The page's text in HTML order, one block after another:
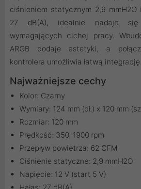
ciśnieniem statycznym 2,9 mmH2O
27 dB(A), idealnie nadaje się
wymagających cichej pracy.
ARGB dodaje estetyki, a
kontrolera umożliwia łatwą integrację.
Najważniejsze cechy
Kolor: Czarny
Wymiary: 124 mm (dł.) x 120 mm
Rozmiar: 120 mm
Prędkość: 350-1900 rpm
Przepływ powietrza: 62 CFM
Ciśnienie statyczne: 2,9 mmH2O
Napięcie: 12 V (start 5 V)